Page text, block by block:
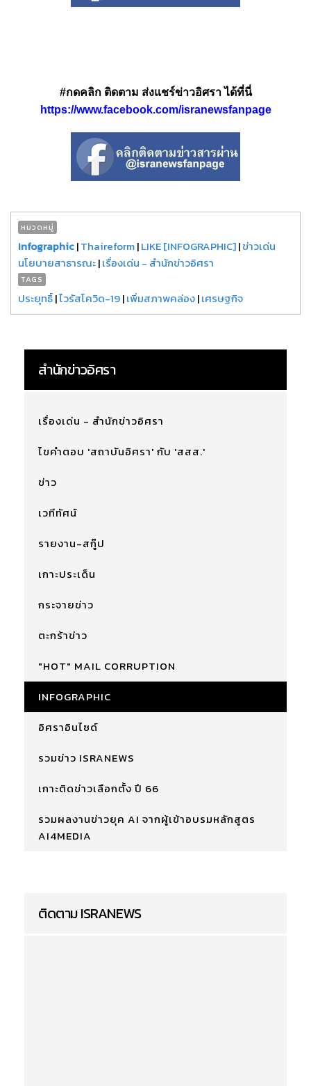
#กดคลิก ติดตาม ส่งแชร์ข่าวอิศรา ได้ที่นี่
https://www.facebook.com/isranewsfanpage
หมวดหมู่
Infographic|Thaireform|LIKE [INFOGRAPHIC]|ข่าวเด่น
นโยบายสาธารณะ|เรื่องเด่น - สำนักข่าวอิศรา
TAGS
ประยุทธิ์|ไวรัสโควิด-19|เพิ่มสภาพคล่อง|เศรษฐกิจ
สำนักข่าวอิศรา
เรื่องเด่น - สำนักข่าวอิศรา
ไขคำตอบ 'สถาบันอิศรา' กับ 'สสส.'
ข่าว
เวทีทัศน์
รายงาน-สกู๊ป
เกาะประเด็น
กระจายข่าว
ตะกร้าข่าว
"HOT" MAIL CORRUPTION
INFOGRAPHIC
อิศราอินไซด์
รวมข่าว ISRANEWS
เกาะติดข่าวเลือกตั้ง ปี 66
รวมผลงานข่าวยุค AI จากผู้เข้าอบรมหลักสูตร
AI4MEDIA
ติดตาม ISRANEWS